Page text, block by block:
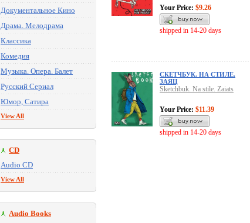
Документальное Кино
Драма. Мелодрама
Классика
Комедия
Музыка. Опера. Балет
Русский Сериал
Юмор, Сатира
View All
CD
Audio CD
View All
Audio Books
Your Price: $9.26
shipped in 14-20 days
СКЕТЧБУК. НА СТИЛЕ.
ЗАЯЦ
Sketchbuk. Na stile. Zaiats
Your Price: $11.39
shipped in 14-20 days